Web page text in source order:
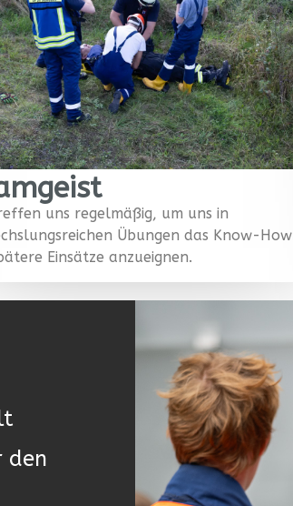
uns regelmäßig, um uns in
Übungen das Know-How
Einsätze anzueignen.
den